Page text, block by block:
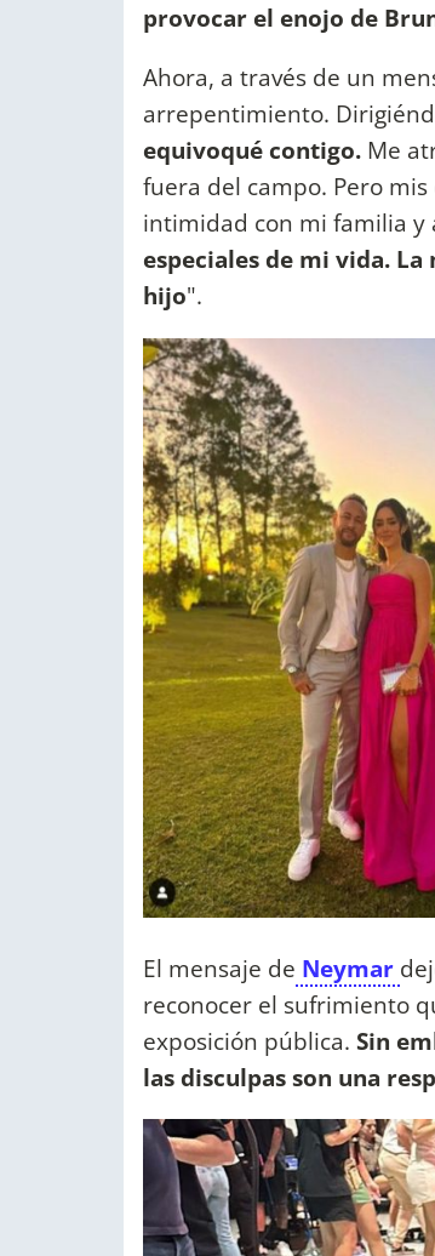
provocar el enojo de
Ahora, a través de un
arrepentimiento.
equivoqué contigo. Me
fuera del campo. Pero
intimidad con mi familia y
especiales de mi vida.
hijo".
El mensaje de Neymar
reconocer el sufrimiento
exposición pública. Sin
las disculpas son una